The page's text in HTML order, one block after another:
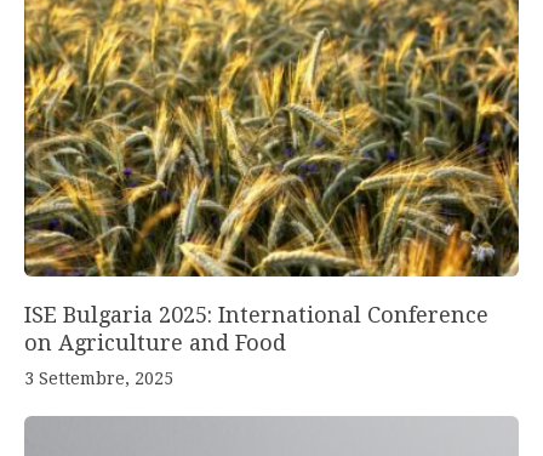
ISE Bulgaria 2025: International Conference
on Agriculture and Food
3 Settembre, 2025